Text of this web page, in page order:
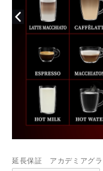
延長保証 アカデミアグラ